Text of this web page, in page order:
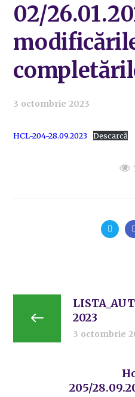
02/
3 octombrie 2023
HCL-204-28.09.2023 Descarcă
2023
3 octombrie
205/